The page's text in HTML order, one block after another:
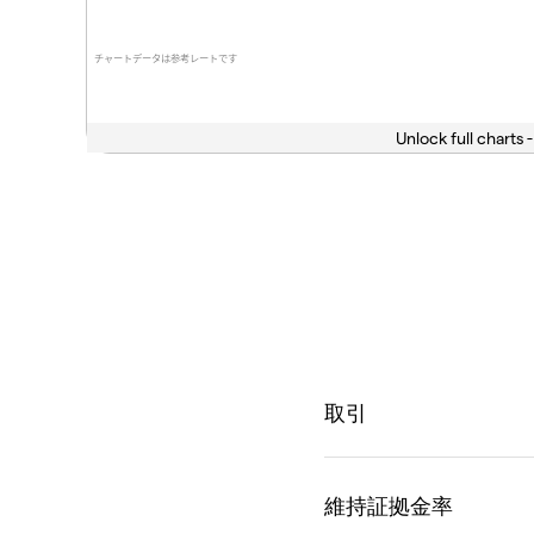
チャートデータは参考レートです
Unlock full charts -